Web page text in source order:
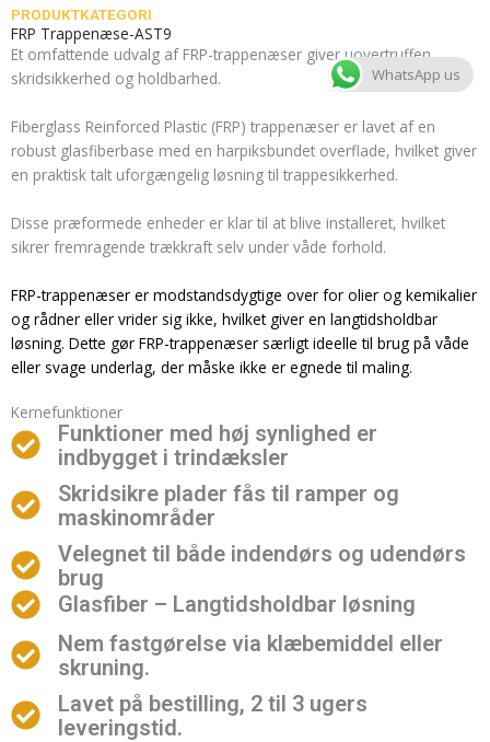
PRODUKTKATEGORI
FRP Trappenæse-AST9
Et omfattende udvalg af FRP-trappenæser giver uovertruffen
skridsikkerhed og holdbarhed.
Fiberglass Reinforced Plastic (FRP) trappenæser er lavet af en
robust glasfiberbase med en harpiksbundet overflade, hvilket giver
en praktisk talt uforgængelig løsning til trappesikkerhed.
Disse præformede enheder er klar til at blive installeret, hvilket
sikrer fremragende trækkraft selv under våde forhold.
FRP-trappenæser er modstandsdygtige over for olier og kemikalier
og rådner eller vrider sig ikke, hvilket giver en langtidsholdbar
løsning. Dette gør FRP-trappenæser særligt ideelle til brug på våde
eller svage underlag, der måske ikke er egnede til maling.
Kernefunktioner
Funktioner med høj synlighed er
indbygget i trindæksler
Skridsikre plader fås til ramper og
maskinområder
Velegnet til både indendørs og udendørs
brug
Glasfiber – Langtidsholdbar løsning
Nem fastgørelse via klæbemiddel eller
skruning.
Lavet på bestilling, 2 til 3 ugers
leveringstid.
WhatsApp us